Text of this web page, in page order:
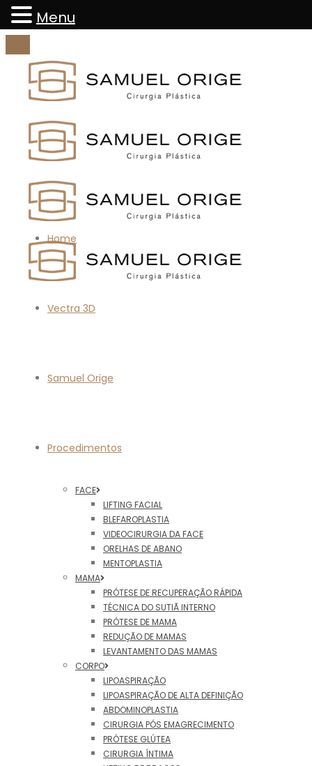
Home
Vectra 3D
Samuel Orige
Procedimentos
FACE
LIFTING FACIAL
BLEFAROPLASTIA
VIDEOCIRURGIA DA FACE
ORELHAS DE ABANO
MENTOPLASTIA
MAMA
PRÓTESE DE RECUPERAÇÃO RÁPIDA
TÉCNICA DO SUTIÃ INTERNO
PRÓTESE DE MAMA
REDUÇÃO DE MAMAS
LEVANTAMENTO DAS MAMAS
CORPO
LIPOASPIRAÇÃO
LIPOASPIRAÇÃO DE ALTA DEFINIÇÃO
ABDOMINOPLASTIA
CIRURGIA PÓS EMAGRECIMENTO
PRÓTESE GLÚTEA
CIRURGIA ÍNTIMA
Menu